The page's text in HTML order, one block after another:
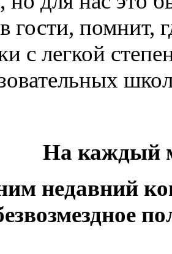
гости, помнит,
с легкой
На каждый
недавний